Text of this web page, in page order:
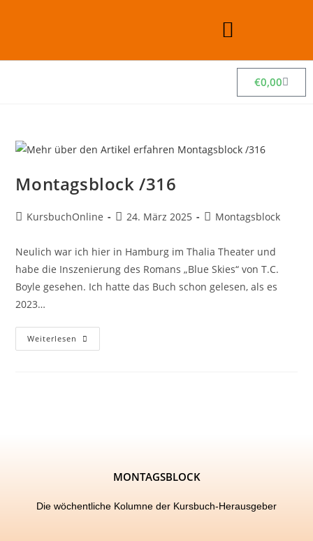
€0,00
Montagsblock /316
KursbuchOnline 24. März 2025 Montagsblock
Neulich war ich hier in Hamburg im Thalia Theater und
habe die Inszenierung des Romans „Blue Skies“ von T.C.
Boyle gesehen. Ich hatte das Buch schon gelesen, als es
2023…
Weiterlesen
MONTAGSBLOCK
Die wöchentliche Kolumne der Kursbuch-Herausgeber